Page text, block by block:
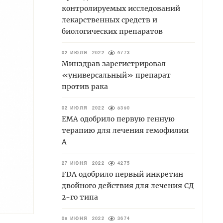
контролируемых исследований
лекарственных средств и
биологических препаратов
02 ИЮЛЯ 2022 9773
Минздрав зарегистрировал
«универсальный» препарат
против рака
02 ИЮЛЯ 2022 8390
EMA одобрило первую генную
терапию для лечения гемофилии
А
27 ИЮНЯ 2022 4275
FDA одобрило первый инкретин
двойного действия для лечения СД
2-го типа
08 ИЮНЯ 2022 3674